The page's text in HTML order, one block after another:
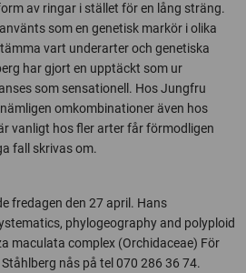
av ringar i stället för en lång sträng.
som en genetisk markör i olika
vart underarter och genetiska
har gjort en upptäckt som ur
som sensationell. Hos Jungfru
omkombinationer även hos
vanligt hos fler arter får förmodligen
fall skrivas om.
fredagen den 27 april. Hans
phylogeography and polyploid
maculata complex (Orchidaceae) För
nås på tel 070 286 36 74.